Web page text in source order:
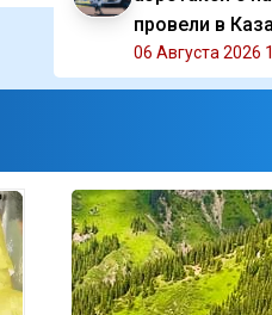
провели в
06 Августа 2026